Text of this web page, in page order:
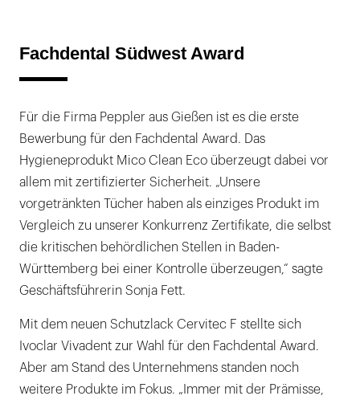
Fachdental Südwest Award
Für die Firma Peppler aus Gießen ist es die erste
Bewerbung für den Fachdental Award. Das
Hygieneprodukt Mico Clean Eco überzeugt dabei vor
allem mit zertifizierter Sicherheit. „Unsere
vorgetränkten Tücher haben als einziges Produkt im
Vergleich zu unserer Konkurrenz Zertifikate, die selbst
die kritischen behördlichen Stellen in Baden-
Württemberg bei einer Kontrolle überzeugen,“ sagte
Geschäftsführerin Sonja Fett.
Mit dem neuen Schutzlack Cervitec F stellte sich
Ivoclar Vivadent zur Wahl für den Fachdental Award.
Aber am Stand des Unternehmens standen noch
weitere Produkte im Fokus. „Immer mit der Prämisse,